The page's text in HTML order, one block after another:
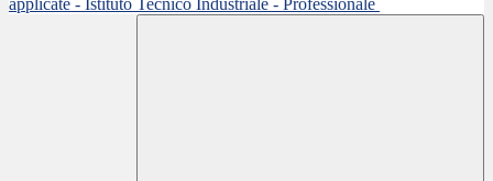
applicate - Istituto Tecnico Industriale - Professionale